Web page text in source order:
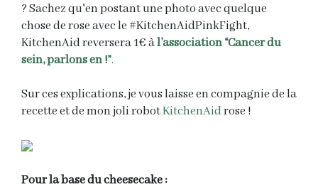
? Sachez qu'en postant une photo avec quelque
chose de rose avec le #KitchenAidPinkFight,
KitchenAid reversera 1€ àl’association “Cancer du
sein, parlons en !”.
Sur ces explications, je vous laisse en compagnie de la
recette et de mon joli robotKitchenAidrose !
Pour la base du cheesecake :